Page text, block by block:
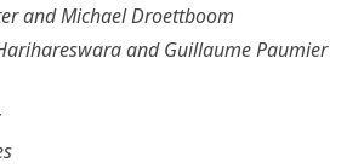
and Michael Droettboom
and Guillaume Paumier